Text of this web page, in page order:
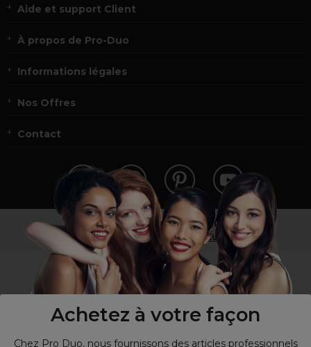
Achetez à votre façon
Chez Pro Duo, nous fournissons des articles professionnels
Aide et support Client
À propos de Pro-Duo
Informations légales
Nos Offres
Contact
Vous n’êtes pas un professionnel ?
Visitez notre site pour les particuliers!